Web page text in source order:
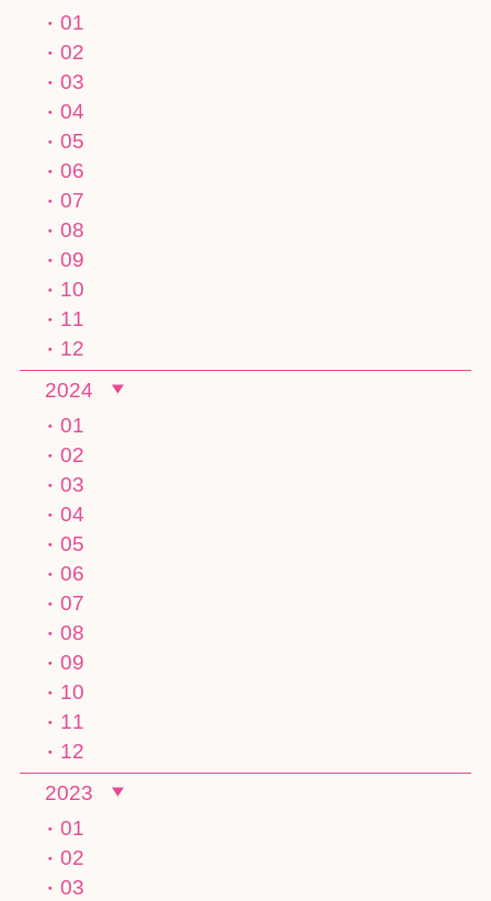
01
02
03
04
05
06
07
08
09
10
11
12
2024
01
02
03
04
05
06
07
08
09
10
11
12
2023
01
02
03